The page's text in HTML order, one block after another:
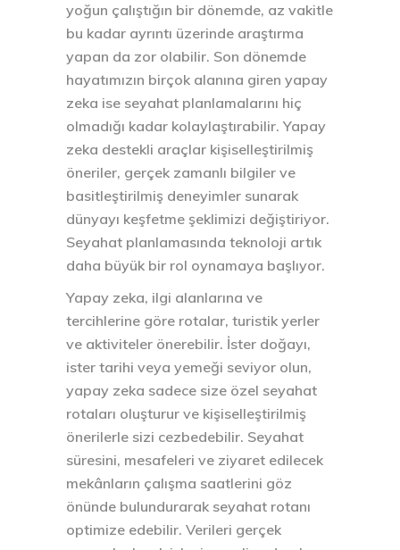
yoğun çalıştığın bir dönemde, az vakitle
bu kadar ayrıntı üzerinde araştırma
yapan da zor olabilir. Son dönemde
hayatımızın birçok alanına giren yapay
zeka ise seyahat planlamalarını hiç
olmadığı kadar kolaylaştırabilir. Yapay
zeka destekli araçlar kişiselleştirilmiş
öneriler, gerçek zamanlı bilgiler ve
basitleştirilmiş deneyimler sunarak
dünyayı keşfetme şeklimizi değiştiriyor.
Seyahat planlamasında teknoloji artık
daha büyük bir rol oynamaya başlıyor.
Yapay zeka, ilgi alanlarına ve
tercihlerine göre rotalar, turistik yerler
ve aktiviteler önerebilir. İster doğayı,
ister tarihi veya yemeği seviyor olun,
yapay zeka sadece size özel seyahat
rotaları oluşturur ve kişiselleştirilmiş
önerilerle sizi cezbedebilir. Seyahat
süresini, mesafeleri ve ziyaret edilecek
mekânların çalışma saatlerini göz
önünde bulundurarak seyahat rotanı
optimize edebilir. Verileri gerçek